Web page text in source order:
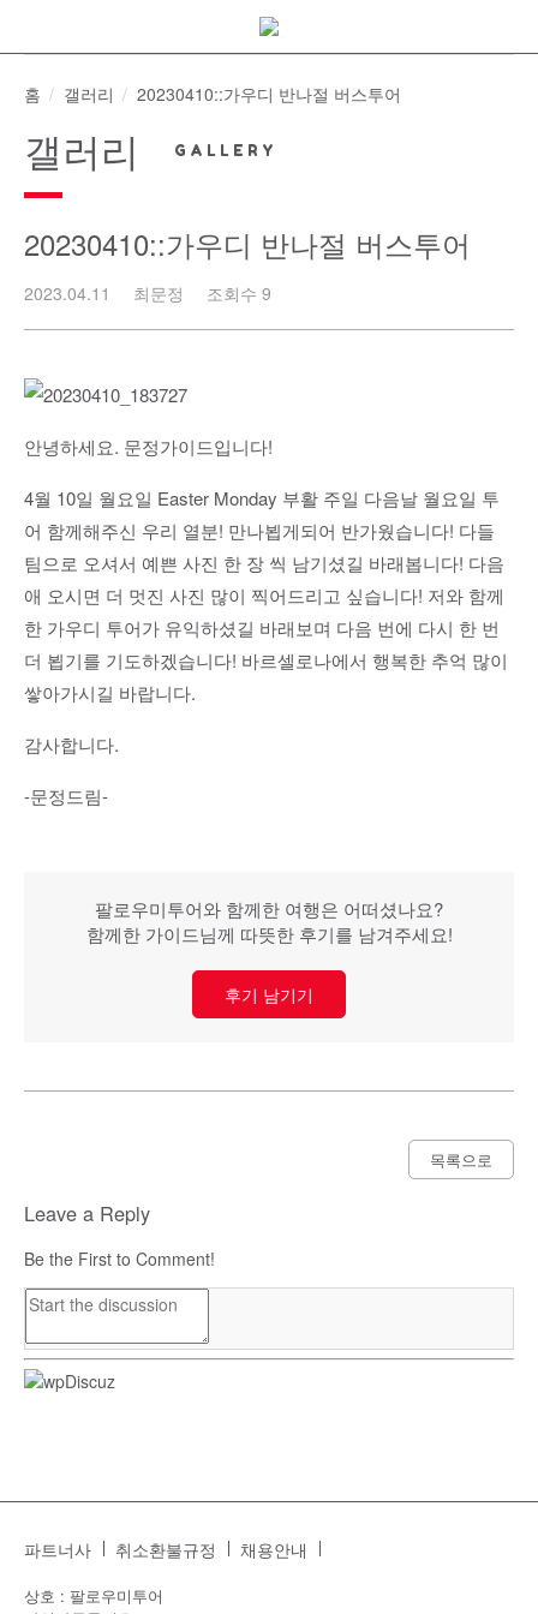
content
홈
갤러리 20230410::가우디 반나절 버스투어
갤러리
20230410::가우디 반나절 버스투어
2023.04.11 최문정 조회수 9
안녕하세요. 문정가이드입니다!
4월 10일 월요일 Easter Monday 부활 주일 다음날 월요일 투
어 함께해주신 우리 열분! 만나뵙게되어 반가웠습니다! 다들
팀으로 오셔서 예쁜 사진 한 장 씩 남기셨길 바래봅니다! 다음
애 오시면 더 멋진 사진 많이 찍어드리고 싶습니다! 저와 함께
한 가우디 투어가 유익하셨길 바래보며 다음 번에 다시 한 번
더 뵙기를 기도하겠습니다! 바르셀로나에서 행복한 추억 많이
쌓아가시길 바랍니다.
감사합니다.
-문정드림-
팔로우미투어와 함께한 여행은 어떠셨나요?
함께한 가이드님께 따뜻한 후기를 남겨주세요!
후기 남기기
목록으로
Leave a Reply
Be the First to Comment!
파트너사 취소환불규정 채용안내
상호 : 팔로우미투어